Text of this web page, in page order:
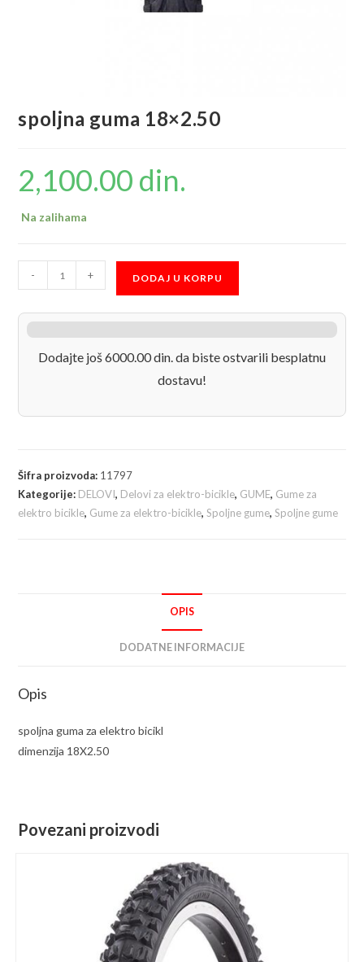
spoljna guma 18×2.50
2,100.00 din.
Na zalihama
guma
18x2.50
- + DODAJ U KORPU
Dodajte još 6000.00 din. da biste ostvarili besplatnu
dostavu!
Šifra proizvoda: 11797
Kategorije: DELOVI, Delovi za elektro-bicikle, GUME, Gume za
elektro bicikle, Gume za elektro-bicikle,Spoljne gume,Spoljne gume
OPIS
DODATNE INFORMACIJE
Opis
spoljna guma za elektro bicikl
dimenzija 18X2.50
Povezani proizvodi